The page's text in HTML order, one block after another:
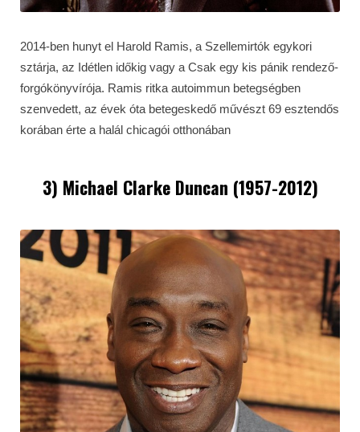
2014-ben hunyt el Harold Ramis, a Szellemirtók egykori
sztárja, az Idétlen időkig vagy a Csak egy kis pánik rendező-
forgókönyvírója. Ramis ritka autoimmun betegségben
szenvedett, az évek óta betegeskedő művészt 69 esztendős
korában érte a halál chicagói otthonában
3) Michael Clarke Duncan (1957-2012)